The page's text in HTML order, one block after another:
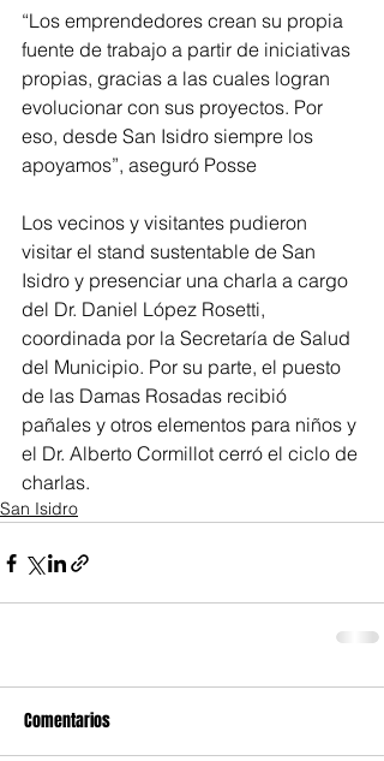
“Los emprendedores crean su propia
fuente de trabajo a partir de iniciativas
propias, gracias a las cuales logran
evolucionar con sus proyectos. Por
eso, desde San Isidro siempre los
apoyamos”, aseguró Posse
Los vecinos y visitantes pudieron
visitar el stand sustentable de San
Isidro y presenciar una charla a cargo
del Dr. Daniel López Rosetti,
coordinada por la Secretaría de Salud
del Municipio. Por su parte, el puesto
de las Damas Rosadas recibió
pañales y otros elementos para niños y
el Dr. Alberto Cormillot cerró el ciclo de
charlas.
San Isidro
Comentarios